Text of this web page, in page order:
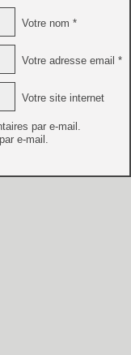
Votre nom *
Votre adresse email *
Votre site internet
par e-mail.
e-mail.